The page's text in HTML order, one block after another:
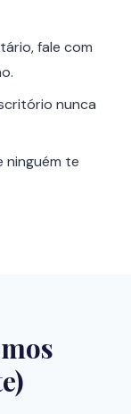
fale com
nunca
ninguém te